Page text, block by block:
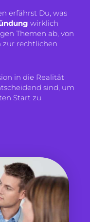
erfährst Du, was
wirklich
Themen ab, von
zur rechtlichen
in die Realität
sind, um
Start zu